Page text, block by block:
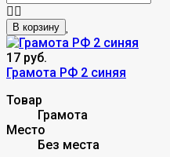
В корзину
17 руб.
Грамота РФ 2 синяя
Товар
Грамота
Место
Без места